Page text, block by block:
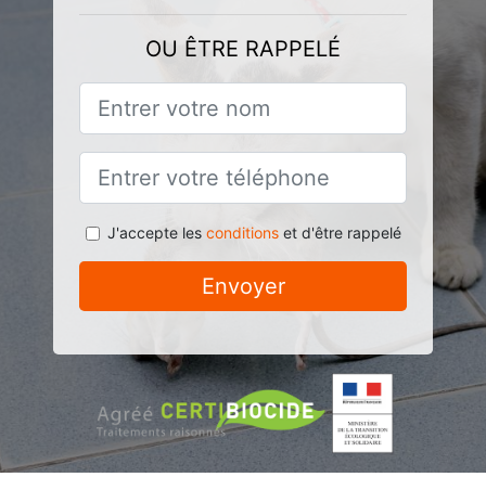
OU ÊTRE RAPPELÉ
J'accepte les conditionset d'être rappelé
Envoyer